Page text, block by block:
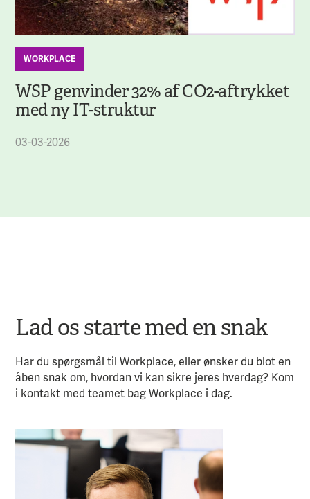
WORKPLACE
WSP genvinder 32% af CO2-aftrykket
med ny IT-struktur
03-03-2026
Lad os starte med en snak
Har du spørgsmål til Workplace, eller ønsker du blot en
åben snak om, hvordan vi kan sikre jeres hverdag? Kom
i kontakt med teamet bag Workplace i dag.